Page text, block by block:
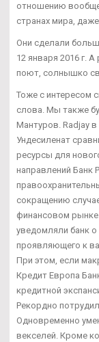
отношению
странах мира,
Они сделали
12 января 2016 г.
поют, солнышко
Тоже с интересом
слова. Мы также
Мантуров. Radjay
Ундесиленат
ресурсы для
направлений Банк
сокращению
финансовом
уведомляли банк о
проявляющего к
При этом, если
Кредит Европа
кредитной
Рекордно
Одновременно
векселей. Кроме